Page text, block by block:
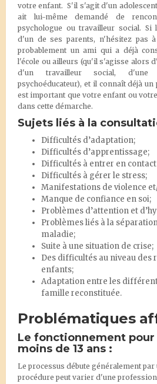
votre enfant. S'il s'agit d'un
ait lui-même demandé de
psychologue ou travailleur social.
d'un de ses parents, n'hésitez pas
probablement un ami qui a déjà
l'école ou ailleurs (qu'il s'agisse alors
d'un travailleur social,
psychoéducateur), et il connaît déjà
est important que votre enfant ou
dans cette démarche.
Sujets liés à la
Difficultés d’adaptation;
Difficultés d’apprentissage;
Difficultés à entrer en contact
Difficultés à gérer le stress;
Manifestations de violence
Manque de confiance en soi;
Problèmes d’attention et
Problèmes liés à la
maladie;
Suite à une situation de crise;
Des difficultés au niveau des
enfants;
Adaptation entre les
famille reconstituée.
Problématiques
Le fonctionnement pour
moins de 13 ans :
Le processus débute généralement
procédure peut varier d'une